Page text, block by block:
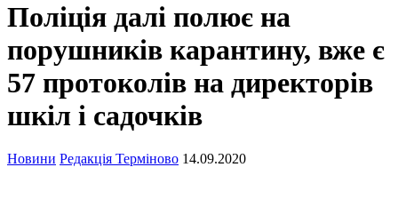
Поліція далі полює на
порушників карантину, вже є
57 протоколів на директорів
шкіл і садочків
Новини Редакція Терміново 14.09.2020